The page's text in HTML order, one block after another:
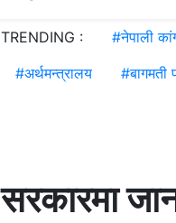
TRENDING : #नेपाली
#अर्थमन्त्रालय #बागमती
सरकारमा